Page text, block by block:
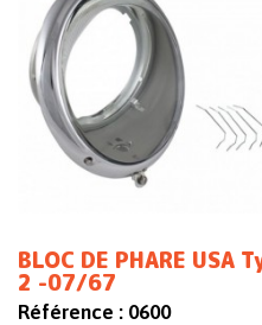
BLOC DE PHARE USA
2 -07/67
Référence : 0600